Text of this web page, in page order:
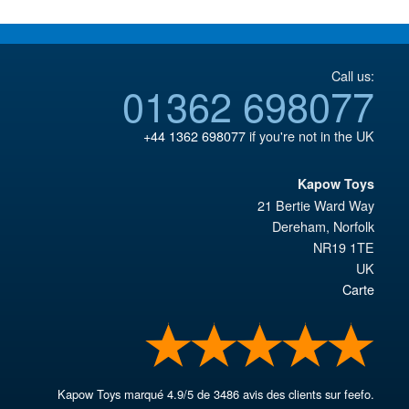
Call us:
01362 698077
+44 1362 698077if you're not in the UK
Kapow Toys
21 Bertie Ward Way
Dereham, Norfolk
NR19 1TE
UK
Carte
Kapow Toys marqué4.9/5 de3486 avis des clients sur feefo.